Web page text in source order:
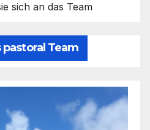
sich an das Team
Team